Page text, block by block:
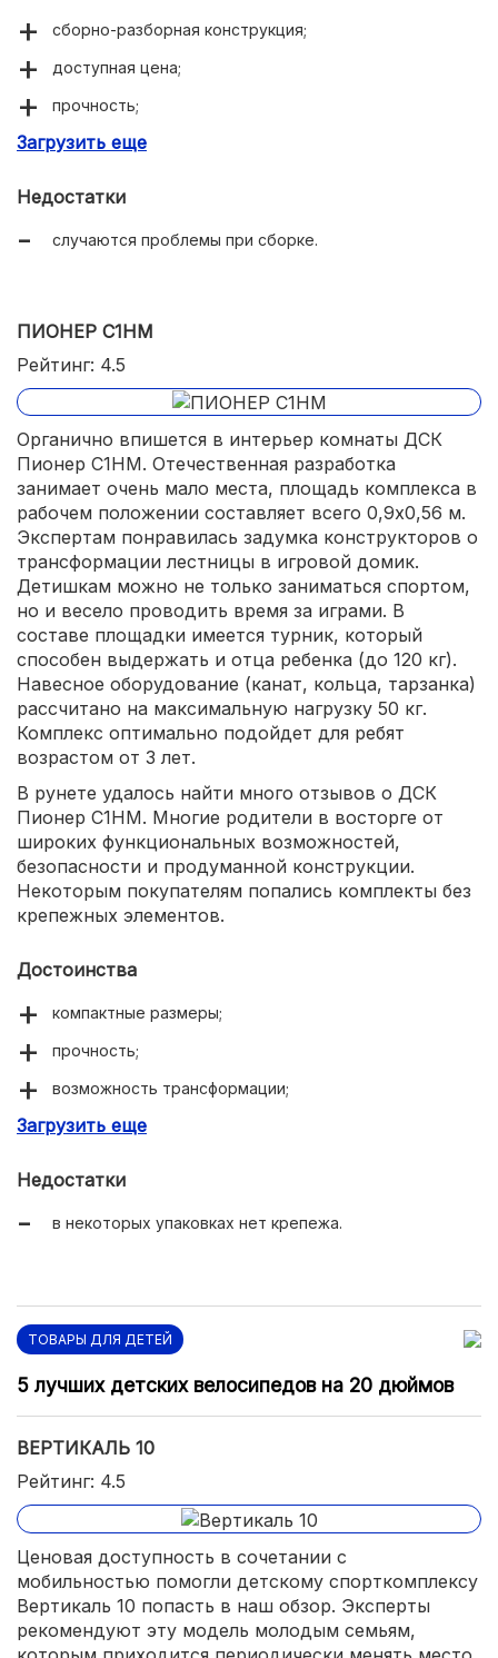
сборно-разборная конструкция;
доступная цена;
прочность;
привлекательный дизайн.
Загрузить еще
Недостатки
случаются проблемы при сборке.
ПИОНЕР С1НМ
Рейтинг: 4.5
Органично впишется в интерьер комнаты ДСК
Пионер С1НМ. Отечественная разработка
занимает очень мало места, площадь комплекса в
рабочем положении составляет всего 0,9х0,56 м.
Экспертам понравилась задумка конструкторов о
трансформации лестницы в игровой домик.
Детишкам можно не только заниматься спортом,
но и весело проводить время за играми. В
составе площадки имеется турник, который
способен выдержать и отца ребенка (до 120 кг).
Навесное оборудование (канат, кольца, тарзанка)
рассчитано на максимальную нагрузку 50 кг.
Комплекс оптимально подойдет для ребят
возрастом от 3 лет.
В рунете удалось найти много отзывов о ДСК
Пионер С1НМ. Многие родители в восторге от
широких функциональных возможностей,
безопасности и продуманной конструкции.
Некоторым покупателям попались комплекты без
крепежных элементов.
Достоинства
компактные размеры;
прочность;
возможность трансформации;
доступная цена.
Загрузить еще
Недостатки
в некоторых упаковках нет крепежа.
ТОВАРЫ ДЛЯ ДЕТЕЙ
5 лучших детских велосипедов на 20 дюймов
ВЕРТИКАЛЬ 10
Рейтинг: 4.5
Ценовая доступность в сочетании с
мобильностью помогли детскому спорткомплексу
Вертикаль 10 попасть в наш обзор. Эксперты
рекомендуют эту модель молодым семьям,